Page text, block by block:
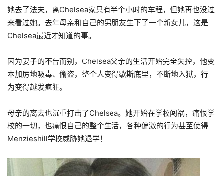
她去了法夫，离Chelsea家只有半个小时的车程，但她再也没过
来看过她。去年母亲和自己的男朋友生下了一个新女儿，这是
Chelsea最近才知道的事。
因为妻子的不告而别，Chelsea父亲的生活开始完全失控，他变
本加厉地吸毒、偷盗，整个人变得歇斯底里，不断地入狱，行
为变得越发疯狂。
母亲的离去也沉重打击了Chelsea。她开始在学校闯祸，痛恨学
校的一切，也痛恨自己的整个生活，各种偏激的行为甚至使得
Menzieshill学校威胁她退学！